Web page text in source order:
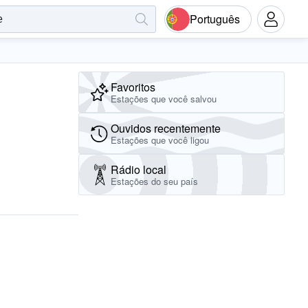
Português
Favoritos
Estações que você salvou
Ouvidos recentemente
Estações que você ligou
Rádio local
Estações do seu país